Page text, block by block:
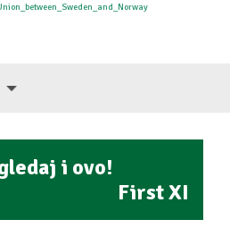
i ovo!
First XI